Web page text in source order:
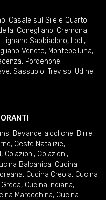
, Casale sul Sile e Quarto
, Conegliano, Cremona,
Lignano Sabbiadoro, Lodi,
Veneto, Montebelluna,
, Pordenone,
, Sassuolo, Treviso, Udine,
, Bevande alcoliche, Birre,
, Ceste Natalizie,
, Colazioni, Colazioni,
Balcanica, Cucina
, Cucina Creola, Cucina
, Cucina Indiana,
Marocchina, Cucina